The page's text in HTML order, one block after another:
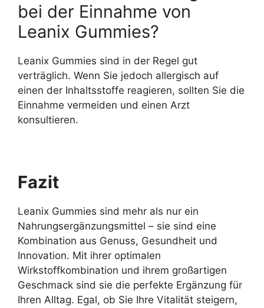
bei der Einnahme von
Leanix Gummies?
Leanix Gummies sind in der Regel gut
verträglich. Wenn Sie jedoch allergisch auf
einen der Inhaltsstoffe reagieren, sollten Sie die
Einnahme vermeiden und einen Arzt
konsultieren.
Fazit
Leanix Gummies sind mehr als nur ein
Nahrungsergänzungsmittel – sie sind eine
Kombination aus Genuss, Gesundheit und
Innovation. Mit ihrer optimalen
Wirkstoffkombination und ihrem großartigen
Geschmack sind sie die perfekte Ergänzung für
Ihren Alltag. Egal, ob Sie Ihre Vitalität steigern,